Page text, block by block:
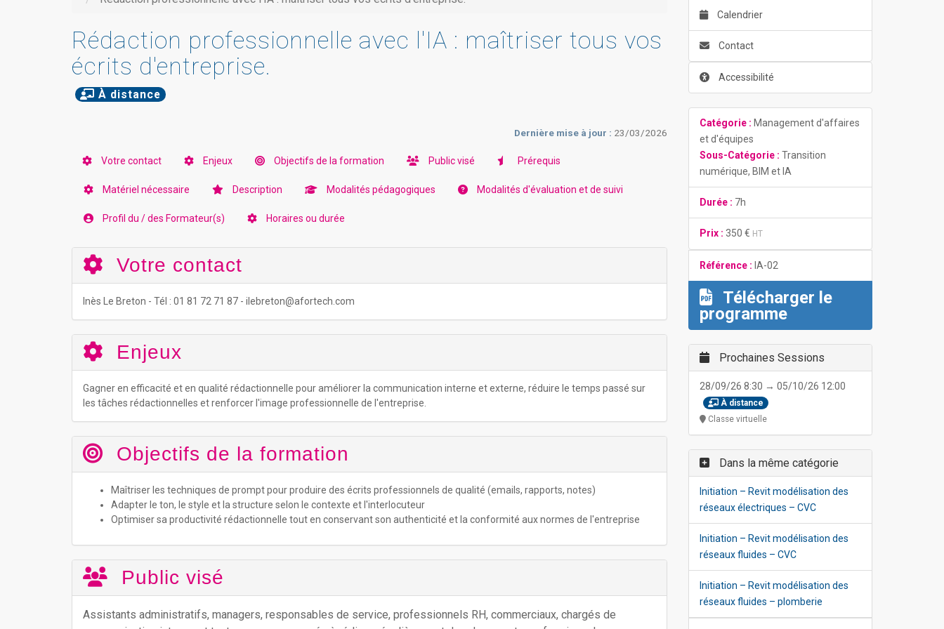
Rédaction professionnelle avec l'IA : maîtriser tous vos
écrits d'entreprise.
À distance
Dernière mise à jour : 23/03/2026
Votre contact Enjeux Objectifs de la formation Public visé Prérequis
Matériel nécessaire Description Modalités pédagogiques Modalités d'évaluation et de suivi
Profil du / des Formateur(s) Horaires ou durée
Votre contact
Inès Le Breton - Tél : 01 81 72 71 87 - ilebreton@afortech.com
Enjeux
Gagner en efficacité et en qualité rédactionnelle pour améliorer la communication interne et externe, réduire le temps passé sur
les tâches rédactionnelles et renforcer l'image professionnelle de l'entreprise.
Objectifs de la formation
Maîtriser les techniques de prompt pour produire des écrits professionnels de qualité (emails, rapports, notes)
Adapter le ton, le style et la structure selon le contexte et l'interlocuteur
Optimiser sa productivité rédactionnelle tout en conservant son authenticité et la conformité aux normes de l'entreprise
Public visé
Assistants administratifs, managers, responsables de service, professionnels RH, commerciaux, chargés de
Calendrier
Contact
Accessibilité
Catégorie : Management d'affaires
et d'équipes
Sous-Catégorie : Transition
numérique, BIM et IA
Durée : 7h
Prix : 350 € HT
Référence : IA-02
Télécharger le
programme
Prochaines Sessions
28/09/26 8:30 → 05/10/26 12:00
À distance
Classe virtuelle
Dans la même catégorie
Initiation – Revit modélisation des
réseaux électriques – CVC
Initiation – Revit modélisation des
réseaux fluides – CVC
Initiation – Revit modélisation des
réseaux fluides – plomberie